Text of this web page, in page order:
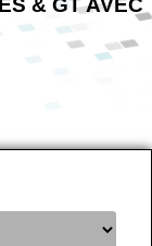
& GT AVEC